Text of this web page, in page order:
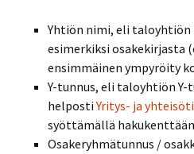
Yhtiön nimi, eli taloyhtiön
esimerkiksi osakekirjasta
ensimmäinen ympyröity
Y-tunnus, eli taloyhtiön Y-
helpostiYritys- ja
syöttämällä
Osakeryhmätunnus /